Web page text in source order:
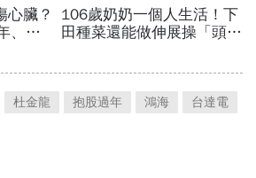
杜金龍 抱股過年 鴻海
台達電